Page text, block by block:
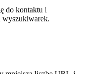
do kontaktu i
wyszukiwarek.